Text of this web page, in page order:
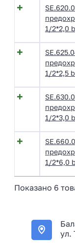
1/2*2,0
1/2*2,5
1/2*3,0
1/2*6,0
Показано 6
ул.